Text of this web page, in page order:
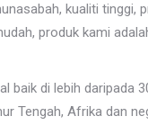
kualiti tinggi,
produk kami
baik di lebih daripada
Tengah, Afrika dan